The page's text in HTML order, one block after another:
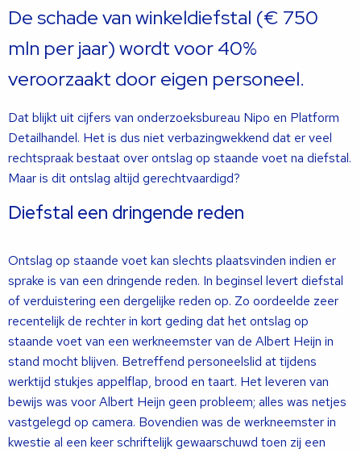
De schade van winkeldiefstal (€ 750
mln per jaar) wordt voor 40%
veroorzaakt door eigen personeel.
Dat blijkt uit cijfers van onderzoeksbureau Nipo en Platform
Detailhandel. Het is dus niet verbazingwekkend dat er veel
rechtspraak bestaat over ontslag op staande voet na diefstal.
Maar is dit ontslag altijd gerechtvaardigd?
Diefstal een dringende reden
Ontslag op staande voet kan slechts plaatsvinden indien er
sprake is van een dringende reden. In beginsel levert diefstal
of verduistering een dergelijke reden op. Zo oordeelde zeer
recentelijk de rechter in kort geding dat het ontslag op
staande voet van een werkneemster van de Albert Heijn in
stand mocht blijven. Betreffend personeelslid at tijdens
werktijd stukjes appelflap, brood en taart. Het leveren van
bewijs was voor Albert Heijn geen probleem; alles was netjes
vastgelegd op camera. Bovendien was de werkneemster in
kwestie al een keer schriftelijk gewaarschuwd toen zij een